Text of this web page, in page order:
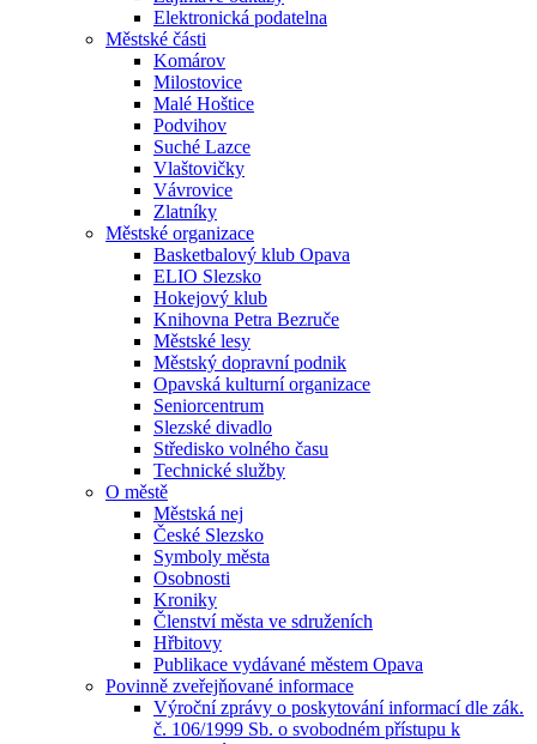
Elektronická podatelna
Městské části
Komárov
Milostovice
Malé Hoštice
Podvihov
Suché Lazce
Vlaštovičky
Vávrovice
Zlatníky
Městské organizace
Basketbalový klub Opava
ELIO Slezsko
Hokejový klub
Knihovna Petra Bezruče
Městské lesy
Městský dopravní podnik
Opavská kulturní organizace
Seniorcentrum
Slezské divadlo
Středisko volného času
Technické služby
O městě
Městská nej
České Slezsko
Symboly města
Osobnosti
Kroniky
Členství města ve sdruženích
Hřbitovy
Publikace vydávané městem Opava
Povinně zveřejňované informace
Výroční zprávy o poskytování informací dle zák.
č. 106/1999 Sb. o svobodném přístupu k